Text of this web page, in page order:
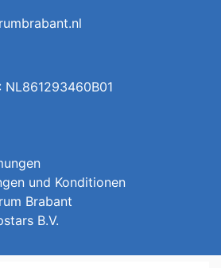
NL861293460B01
und Konditionen
Brabant
B.V.